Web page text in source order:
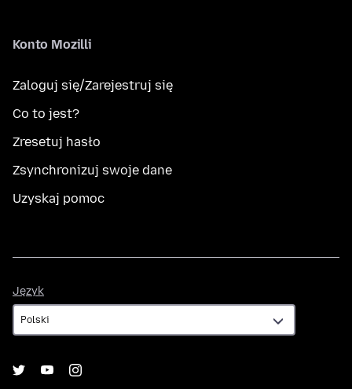
Konto Mozilli
Zaloguj się/Zarejestruj się
Co to jest?
Zresetuj hasło
Zsynchronizuj swoje dane
Uzyskaj pomoc
Język